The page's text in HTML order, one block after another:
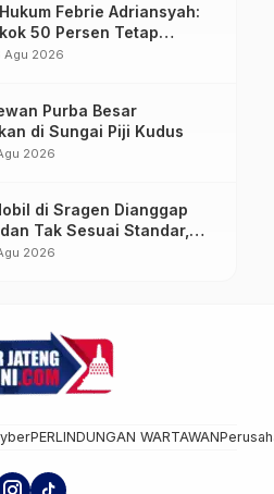
Febrie Adriansyah:
50 Persen Tetap
Tunjangan Disetop
Agu 2026
Purba Besar
di Sungai Piji Kudus
2026
di Sragen Dianggap
dan Tak Sesuai Standar,
Kena Tilang
2026
PERLINDUNGAN WARTAWAN